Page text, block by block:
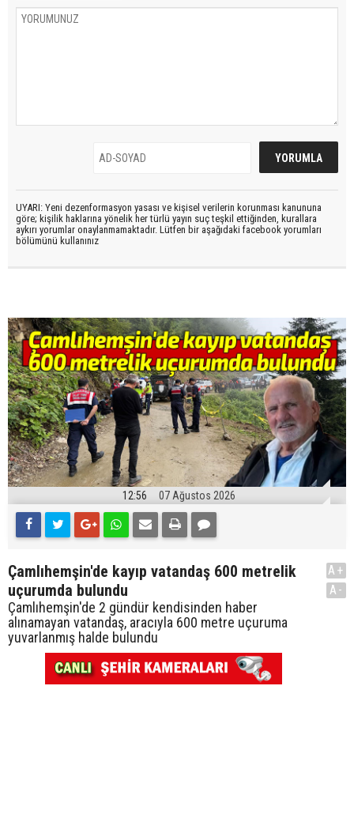
UYARI: Yeni dezenformasyon yasası ve kişisel verilerin korunması kanununa
göre; kişilik haklarına yönelik her türlü yayın suç teşkil ettiğinden, kurallara
aykırı yorumlar onaylanmamaktadır. Lütfen bir aşağıdaki facebook yorumları
bölümünü kullanınız
12:56 07 Ağustos 2026
Çamlıhemşin'de kayıp vatandaş 600 metrelik
uçurumda bulundu
Çamlıhemşin'de 2 gündür kendisinden haber
alınamayan vatandaş, aracıyla 600 metre uçuruma
yuvarlanmış halde bulundu
A+
A-